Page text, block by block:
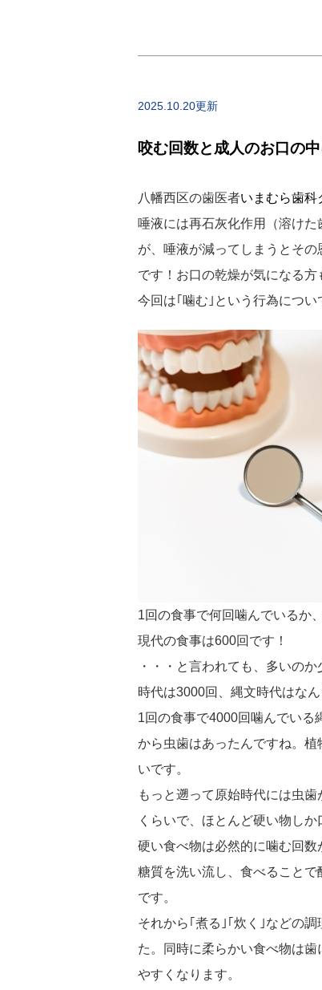
2025.10.20更新
咬む回数と成人のお口の
八幡西区の歯医者いまむら歯科
唾液には再石灰化作用（溶け
が、唾液が減ってしまうとそ
です！お口の乾燥が気になる方
今回は｢噛む｣という行為につい
1回の食事で何回噛んでいるか
現代の食事は600回です！
・・・と言われても、多いの
時代は3000回、縄文時代はな
1回の食事で4000回噛んでいる
から虫歯はあったんですね。
いです。
もっと遡って原始時代には虫
くらいで、ほとんど硬い物しか
硬い食べ物は必然的に噛む回
糖質を洗い流し、食べること
です。
それから｢煮る｣｢炊く｣などの
た。同時に柔らかい食べ物は
やすくなります。